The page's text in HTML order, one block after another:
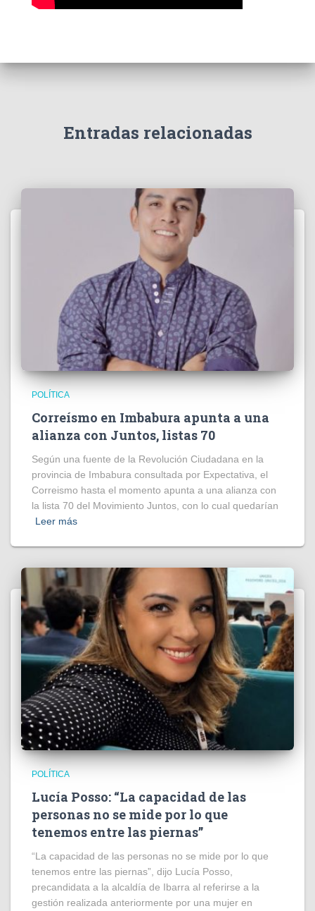
Entradas relacionadas
POLÍTICA
Correísmo en Imbabura apunta a una
alianza con Juntos, listas 70
Según una fuente de la Revolución Ciudadana en la
provincia de Imbabura consultada por Expectativa, el
Correismo hasta el momento apunta a una alianza con
la lista 70 del Movimiento Juntos, con lo cual quedarían
Leer más
POLÍTICA
Lucía Posso: “La capacidad de las
personas no se mide por lo que
tenemos entre las piernas”
“La capacidad de las personas no se mide por lo que
tenemos entre las piernas”, dijo Lucía Posso,
precandidata a la alcaldía de Ibarra al referirse a la
gestión realizada anteriormente por una mujer en